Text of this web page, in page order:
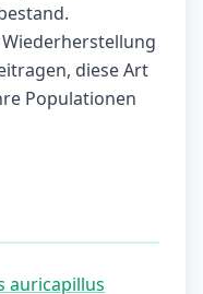
diese Art
Populationen
auricapillus